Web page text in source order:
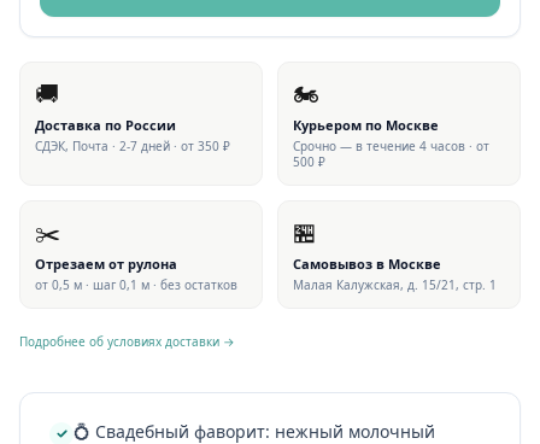
🚚
Доставка по России
СДЭК, Почта · 2-7 дней · от 350 ₽
🏍
Курьером по Москве
Срочно — в течение 4 часов · от
500 ₽
✂️
Отрезаем от рулона
от 0,5 м · шаг 0,1 м · без остатков
🏪
Самовывоз в Москве
Малая Калужская, д. 15/21, стр. 1
Подробнее об условиях доставки →
💍 Свадебный фаворит: нежный молочный